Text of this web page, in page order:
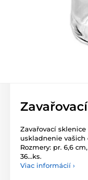
Zavařovací
uskladnenie vašich
Rozmery: pr. 6,6
36...ks.
Viac informácií ›